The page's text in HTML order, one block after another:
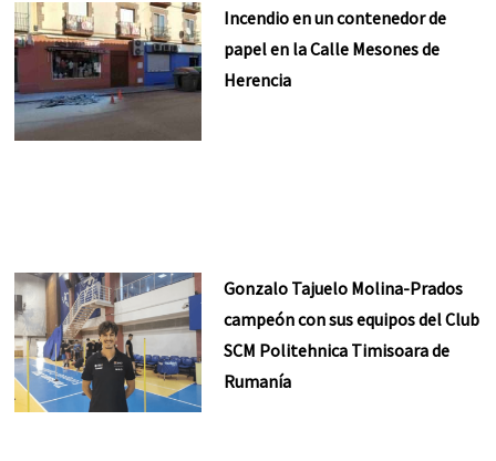
Incendio en un contenedor de
papel en la Calle Mesones de
Herencia
Gonzalo Tajuelo Molina-Prados
campeón con sus equipos del Club
SCM Politehnica Timisoara de
Rumanía